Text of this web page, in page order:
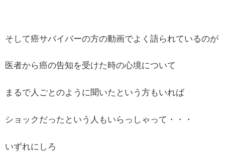
そして癌サバイバーの方の動画でよく語られているのが
医者から癌の告知を受けた時の心境について
まるで人ごとのように聞いたという方もいれば
ショックだったという人もいらっしゃって・・・
いずれにしろ